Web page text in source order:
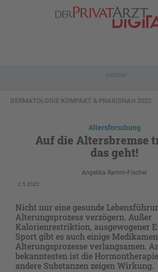
- ANZEIGE -
DERMATOLOGIE KOMPAKT & PRAXISNAH 2022
Altersforschung
Auf die Altersbremse
das geht!
Angelika Ramm-Fischer
2.5.2022
Nicht nur eine gesunde
Alterungsprozess verzögern. Außer
Kalorienrestriktion, ausgewogener
Sport gibt es auch einige
Alterungsprozesse verlangsamen.
bekanntesten ist die
andere Substanzen zeigen Wirkung.